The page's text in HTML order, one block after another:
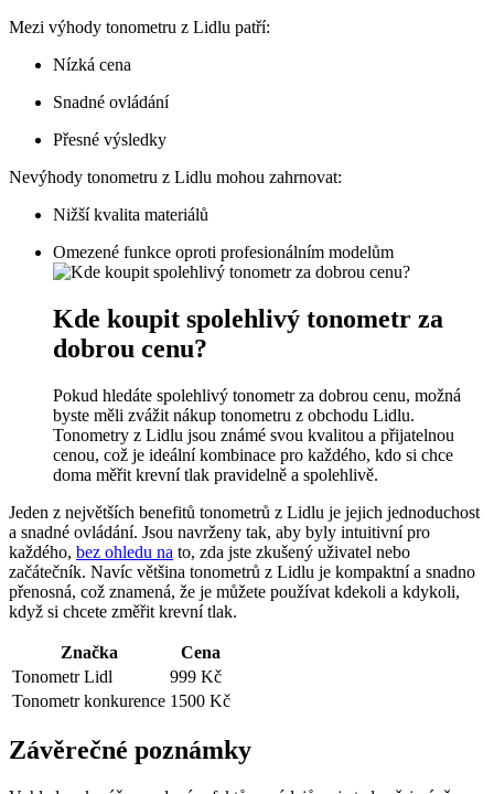
Mezi výhody tonometru z Lidlu patří:
Nízká cena
Snadné ovládání
Přesné výsledky
Nevýhody tonometru z Lidlu mohou zahrnovat:
Nižší kvalita materiálů
Omezené funkce oproti profesionálním modelům
Kde koupit spolehlivý tonometr za
dobrou cenu?
Pokud hledáte spolehlivý tonometr za dobrou cenu, možná
byste měli zvážit nákup tonometru z obchodu Lidlu.
Tonometry z Lidlu jsou známé svou kvalitou a přijatelnou
cenou, což je ideální kombinace pro každého, kdo si chce
doma měřit krevní tlak pravidelně a spolehlivě.
Jeden z největších benefitů tonometrů z Lidlu je jejich jednoduchost
a snadné ovládání. Jsou navrženy tak, aby byly intuitivní pro
každého, bez ohledu na to, zda jste zkušený uživatel nebo
začátečník. Navíc většina tonometrů z Lidlu je kompaktní a snadno
přenosná, což znamená, že je můžete používat kdekoli a kdykoli,
když si chcete změřit krevní tlak.
Značka
Cena
Tonometr Lidl
999 Kč
Tonometr konkurence 1500 Kč
Závěrečné poznámky